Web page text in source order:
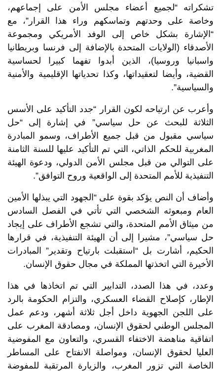
تشكراته “لجميع أعضاء مجلس الأمن على إجماعهم،
وخاصة على وحدتهم وتماسكهم وراء هذا القرار”، مع
“الإشارة بشكل خاص إلى الوفد الأمريكي ومجموعة
الأصدقاء (الولايات المتحدة بالإضافة إلى فرنسا وبريطانيا
واسبانيا وروسيا)، الذين أبدوا تفهما كبيرا لحساسية
القضية، وأيضا لتعقيداتها، وكذا تحدياتها الإقليمية والأمنية
والسياسية”.
وأعرب عن ارتياحه لكون القرار “جدد التأكيد على الأسس
الثلاثة للبحث عن حل سياسي” في إشارة إلى “حل
سياسي مقبول من قبل جميع الأطراف، وسمو المبادرة
المغربية للحكم الذاتي، التي تم التأكيد عليها للسنة الثامنة
على التوالي من قبل مجلس الأمن الدولي، ودعوة الهيئة
التنفيذية للأمم المتحدة إلى الواقعية وروح التوافق”.
وأضاف أن النص يؤكد بقوة على “الجهود التي يبذلها الأمين
العام ومبعوثه الشخصي التي تأتي في الفصل السادس
من ميثاق الأمم المتحدة، والتي تشجع الأطراف على إيجاد
حل سياسي”، مشيرا إلى أن الهيئة التنفيذية، في قرارها
الحكيم، أشارت بل “استقبلت بارتياح وتقدير” المبادرات
الأخيرة التي اتخذتها المملكة في مجال حقوق الإنسان.
وعدد، في هذا الصدد، التدابير التي تم اتخاذها في هذا
الإطار، كإصلاح القضاء العسكري، والتزام الحكومة بالرد
على اللجن الجهوية داخل أجل ثلاثة أشهر، ودعم عمل
المجلس الوطني لحقوق الإنسان، ومصادقة المغرب على
اتفاقية مناهضة الاختفاء القسري، والتعاون مع المفوضية
العليا لحقوق الإنسان، ومواصلة الانفتاح على المساطر
الخاصة التي تزور المغرب، والزيارة المرتقبة للمفوضة